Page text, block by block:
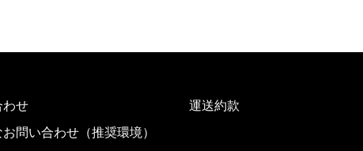
わせ
問い合わせ（推奨環境）
運送約款